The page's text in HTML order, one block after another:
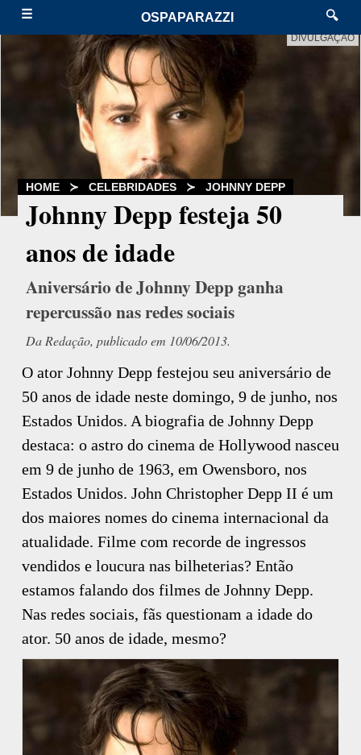
☰ OSPAPARAZZI 🔍
DIVULGAÇÃO
HOME ≻ CELEBRIDADES ≻ JOHNNY DEPP
Johnny Depp festeja 50
anos de idade
Aniversário de Johnny Depp ganha
repercussão nas redes sociais
Da Redação, publicado em 10/06/2013.
O ator Johnny Depp festejou seu aniversário de
50 anos de idade neste domingo, 9 de junho, nos
Estados Unidos. A biografia de Johnny Depp
destaca: o astro do cinema de Hollywood nasceu
em 9 de junho de 1963, em Owensboro, nos
Estados Unidos. John Christopher Depp II é um
dos maiores nomes do cinema internacional da
atualidade. Filme com recorde de ingressos
vendidos e loucura nas bilheterias? Então
estamos falando dos filmes de Johnny Depp.
Nas redes sociais, fãs questionam a idade do
ator. 50 anos de idade, mesmo?